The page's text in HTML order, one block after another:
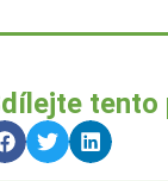
tento